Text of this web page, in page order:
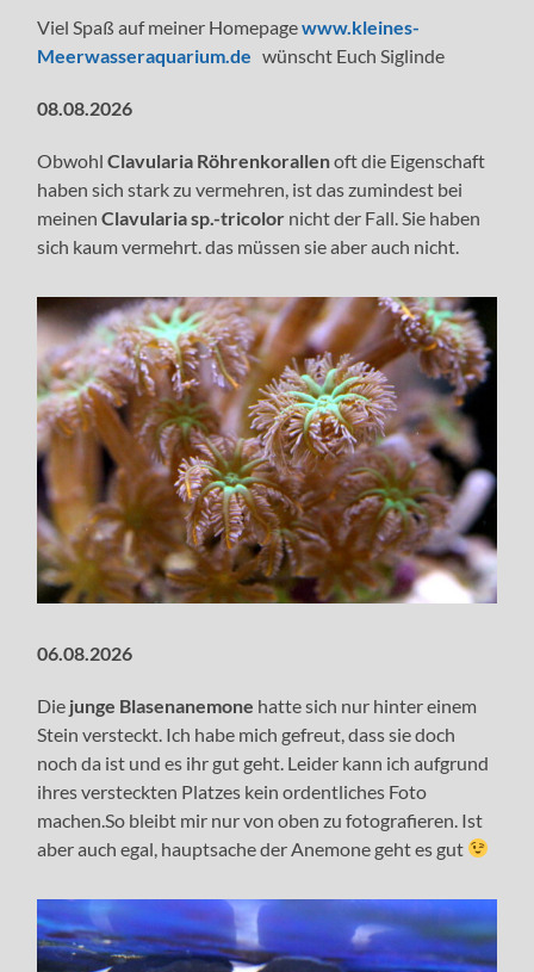
Viel Spaß auf meiner Homepagewww.kleines-
Meerwasseraquarium.de wünscht Euch Siglinde
08.08.2026
ObwohlClavularia Röhrenkorallenoft die Eigenschaft
haben sich stark zu vermehren, ist das zumindest bei
meinenClavularia sp.-tricolor nicht der Fall. Sie haben
sich kaum vermehrt. das müssen sie aber auch nicht.
06.08.2026
Die junge Blasenanemone hatte sich nur hinter einem
Stein versteckt. Ich habe mich gefreut, dass sie doch
noch da ist und es ihr gut geht. Leider kann ich aufgrund
ihres versteckten Platzes kein ordentliches Foto
machen.So bleibt mir nur von oben zu fotografieren. Ist
aber auch egal, hauptsache der Anemone geht es gut